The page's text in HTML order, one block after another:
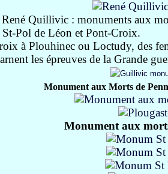
Quillivic : monuments aux
Pol de Léon et Pont-Croix.
à Plouhinec ou Loctudy, des
les épreuves de la Grande
Monument aux Morts de
Monument aux